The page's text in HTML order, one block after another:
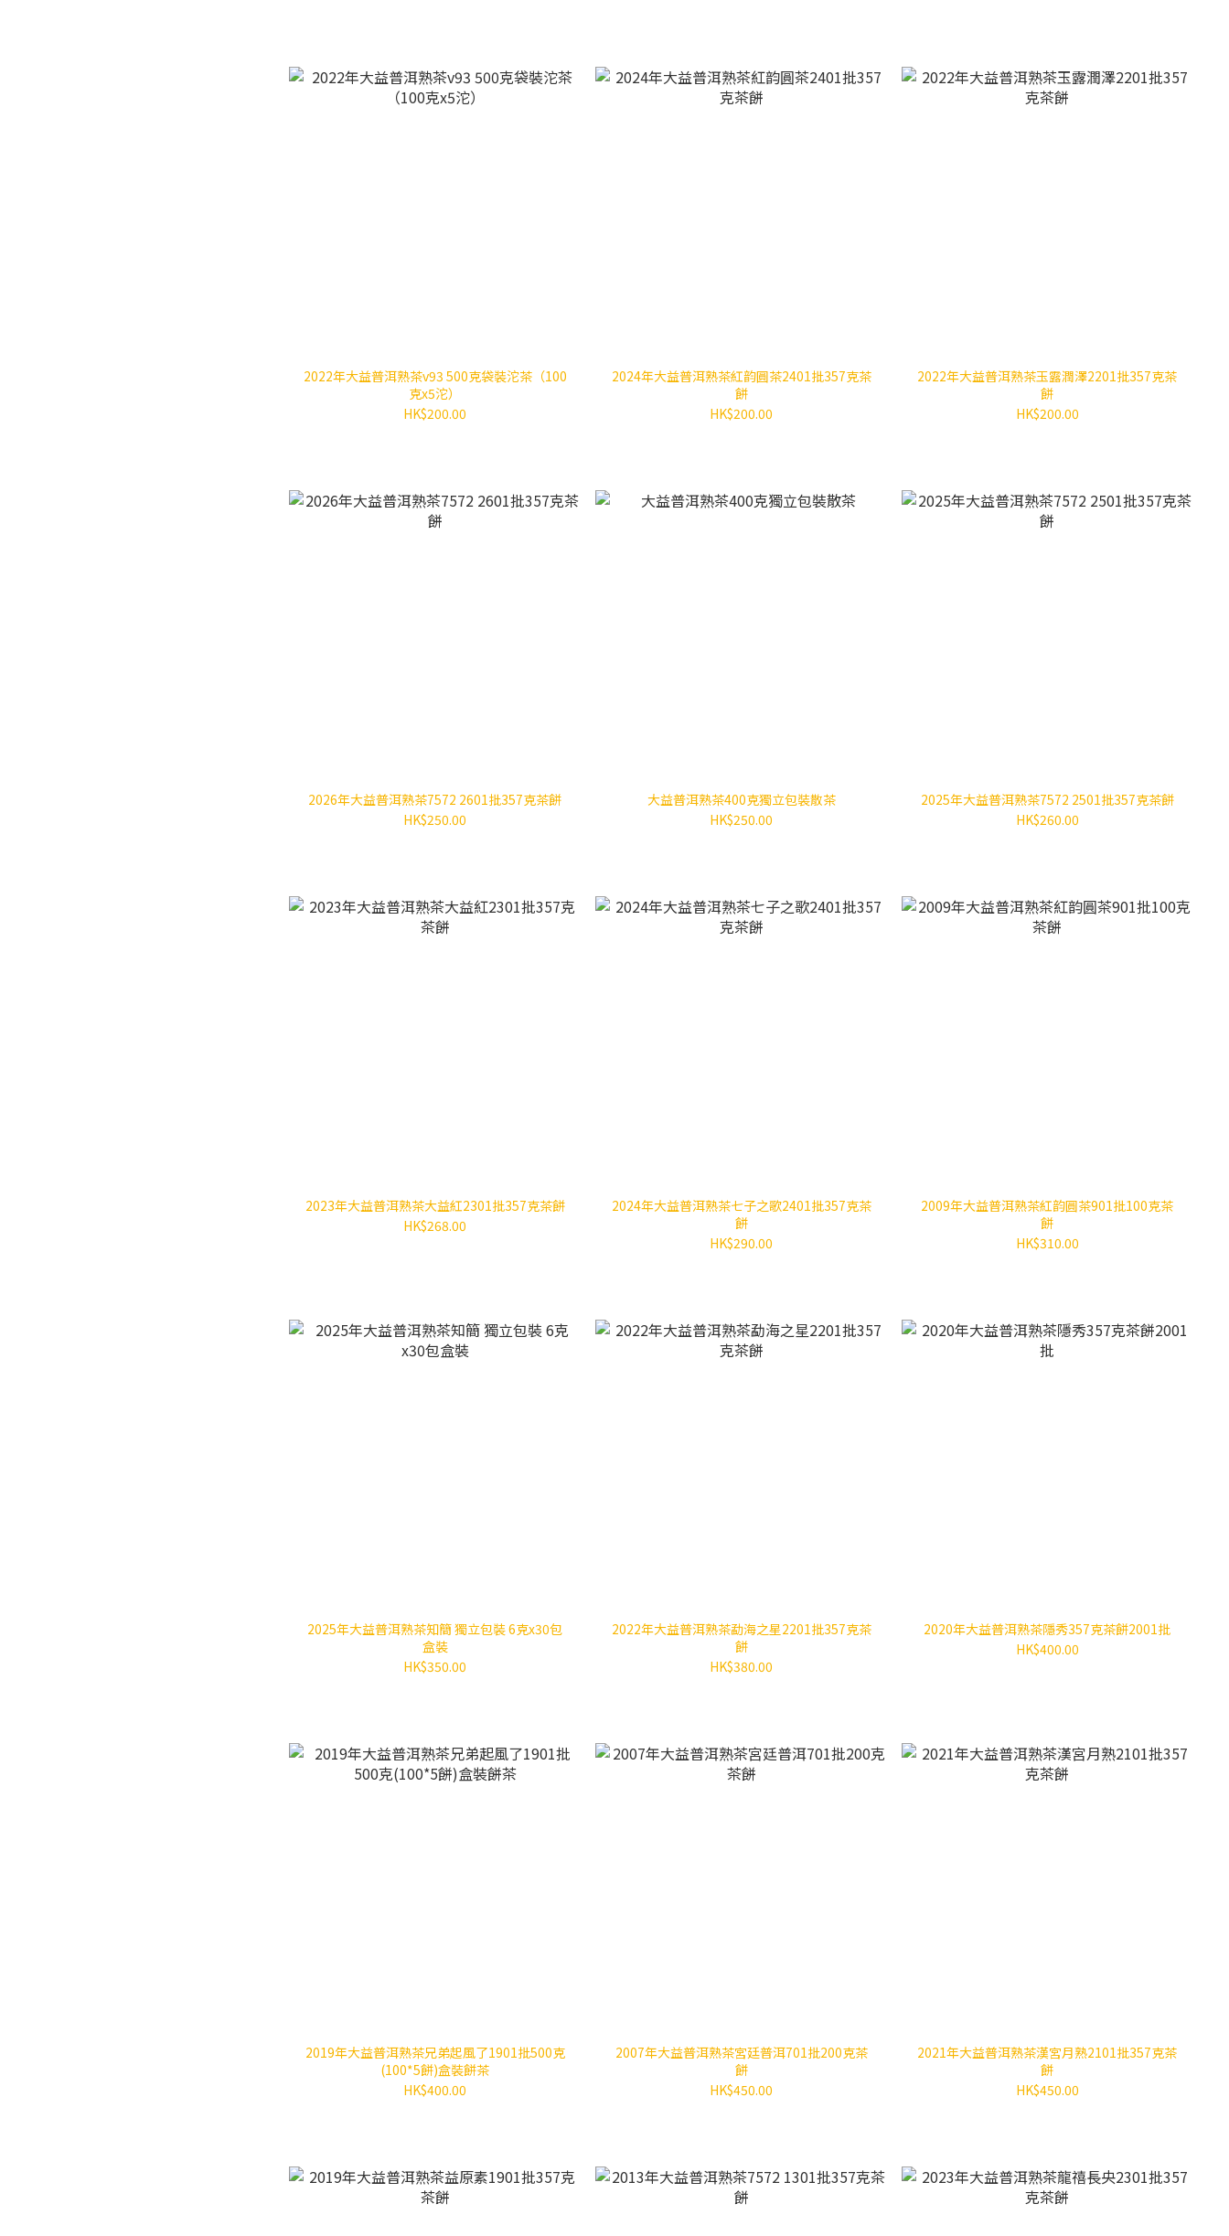
2022年大益普洱熟茶v93 500克袋裝沱茶（100
克x5沱）
HK$200.00
2024年大益普洱熟茶紅韵圓茶2401批357克茶
餅
HK$200.00
2022年大益普洱熟茶玉露潤澤2201批357克茶
餅
HK$200.00
2026年大益普洱熟茶7572 2601批357克茶餅
HK$250.00
大益普洱熟茶400克獨立包裝散茶
HK$250.00
2025年大益普洱熟茶7572 2501批357克茶餅
HK$260.00
2023年大益普洱熟茶大益紅2301批357克茶餅
HK$268.00
2024年大益普洱熟茶七子之歌2401批357克茶
餅
HK$290.00
2009年大益普洱熟茶紅韵圓茶901批100克茶
餅
HK$310.00
2025年大益普洱熟茶知簡 獨立包裝 6克x30包
盒裝
HK$350.00
2022年大益普洱熟茶勐海之星2201批357克茶
餅
HK$380.00
2020年大益普洱熟茶隱秀357克茶餅2001批
HK$400.00
2019年大益普洱熟茶兄弟起風了1901批500克
(100*5餅)盒裝餅茶
HK$400.00
2007年大益普洱熟茶宮廷普洱701批200克茶
餅
HK$450.00
2021年大益普洱熟茶漢宮月熟2101批357克茶
餅
HK$450.00